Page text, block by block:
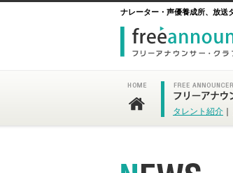
ナレーター・声優養成所、放送
タレント紹介